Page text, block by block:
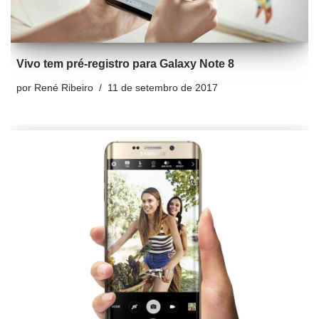
Vivo tem pré-registro para Galaxy Note 8
por René Ribeiro 11 de setembro de 2017